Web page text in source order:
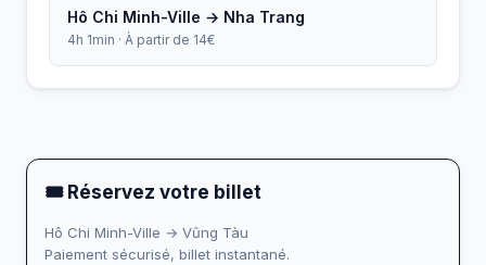
Hô Chi Minh-Ville → Nha Trang
4h 1min · À partir de 14€
🎟 Réservez votre billet
Hô Chi Minh-Ville → Vũng Tàu
Paiement sécurisé, billet instantané.